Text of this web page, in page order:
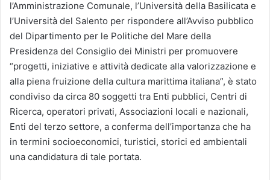
l’Amministrazione Comunale, l’Università della Basilicata e
l’Università del Salento per rispondere all’Avviso pubblico
del Dipartimento per le Politiche del Mare della
Presidenza del Consiglio dei Ministri per promuovere
“progetti, iniziative e attività dedicate alla valorizzazione e
alla piena fruizione della cultura marittima italiana”, è stato
condiviso da circa 80 soggetti tra Enti pubblici, Centri di
Ricerca, operatori privati, Associazioni locali e nazionali,
Enti del terzo settore, a conferma dell’importanza che ha
in termini socioeconomici, turistici, storici ed ambientali
una candidatura di tale portata.